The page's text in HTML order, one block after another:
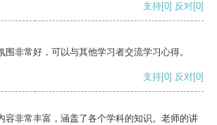
支持[0] 反对[0]
围非常好，可以与其他学习者交流学习心得。
支持[0] 反对[0]
容非常丰富，涵盖了各个学科的知识。老师的讲